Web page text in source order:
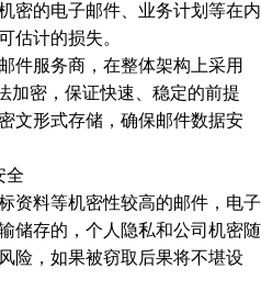
密的电子邮件、业务计划等在内
估计的损失。
服务商，在整体架构上采用
加密，保证快速、稳定的前提
文形式存储，确保邮件数据安
全
料等机密性较高的邮件，电子
储存的，个人隐私和公司机密随
险，如果被窃取后果将不堪设